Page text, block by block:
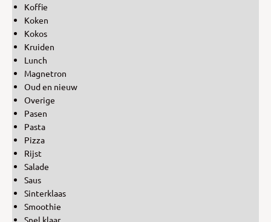
Koffie
Koken
Kokos
Kruiden
Lunch
Magnetron
Oud en nieuw
Overige
Pasen
Pasta
Pizza
Rijst
Salade
Saus
Sinterklaas
Smoothie